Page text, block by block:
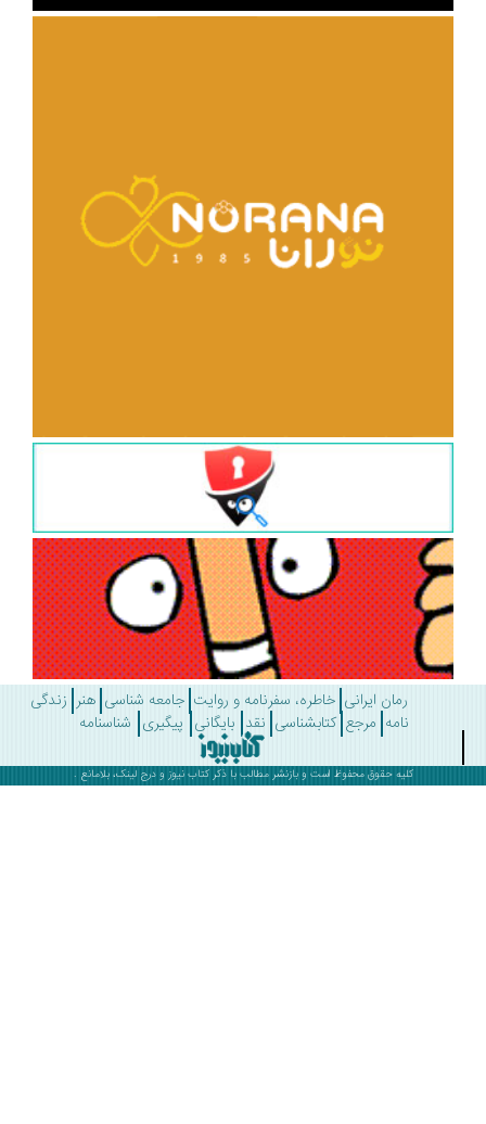
رمان ایرانی خاطره، سفرنامه و روایت جامعه شناسی هنر زندگی
مرجع کتابشناسی نقد بایگانی پیگیری شناسنامه
کلیه حقوق محفوظ است و بازنشر مطالب با ذکرکتاب نیوز و درج لینک، بلامانع .